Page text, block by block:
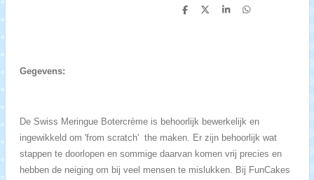
D
D
S
D
Gegevens:
De Swiss Meringue Botercrème is behoorlijk bewerkelijk en
ingewikkeld om 'from scratch' the maken. Er zijn behoorlijk wat
stappen te doorlopen en sommige daarvan komen vrij precies en
hebben de neiging om bij veel mensen te mislukken. Bij FunCakes